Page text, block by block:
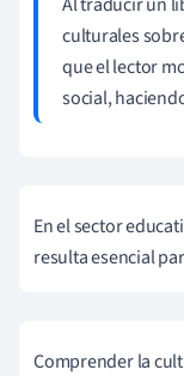
culturales
que el lector
social,
En el sector
resulta esencial
Comprender la